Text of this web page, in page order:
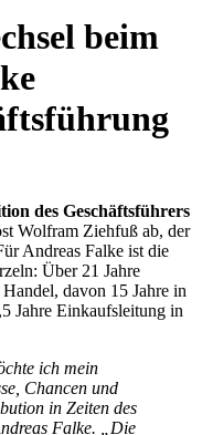
beim
des Geschäftsführers
Wolfram Ziehfuß ab, der
Andreas Falke ist die
Über 21 Jahre
davon 15 Jahre in
Jahre Einkaufsleitung in
ich mein
Chancen und
in Zeiten des
Falke. „Die